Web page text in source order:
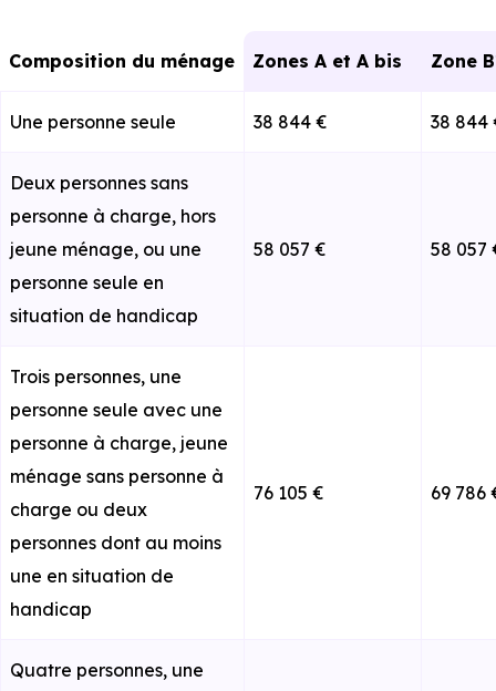
Composition du ménage Zones A et A bis Zone
Une personne seule 38 844 € 38 844
Deux personnes sans
personne à charge, hors
jeune ménage, ou une
personne seule en
situation de handicap
58 057 € 58 057
Trois personnes, une
personne seule avec une
personne à charge, jeune
ménage sans personne à
charge ou deux
personnes dont au moins
une en situation de
handicap
76 105 € 69 786
Quatre personnes, une